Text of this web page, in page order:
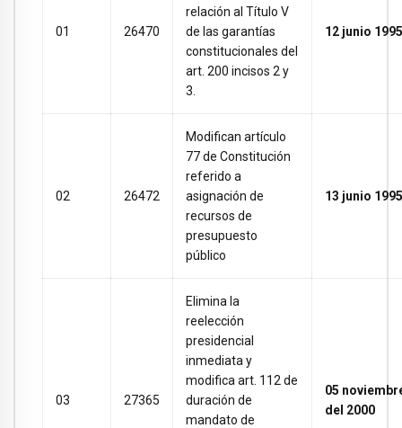
01 26470
relación al Título V
de las garantías
constitucionales del
art. 200 incisos 2 y
3.
12 junio 1995
02 26472
Modifican artículo
77 de Constitución
referido a
asignación de
recursos de
presupuesto
público
13 junio 1995
03 27365
Elimina la
reelección
presidencial
inmediata y
modifica art. 112 de
duración de
mandato de
05
del 2000